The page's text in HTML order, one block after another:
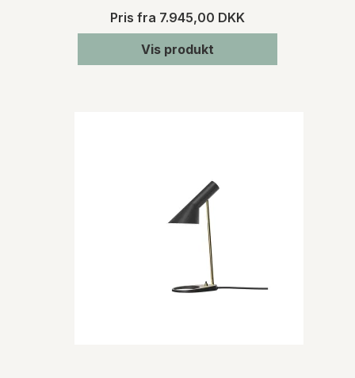
Pris fra 7.945,00 DKK
Vis produkt